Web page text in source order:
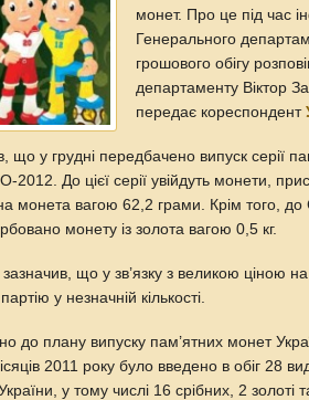
монет. Про це під час
Генерального
грошового обігу
департаменту Віктор
передає кореспондент
що у грудні передбачено випуск серії
До цієї серії увійдуть монети,
монета вагою 62,2 грами. Крім того,
монету із золота вагою 0,5 кг.
що у зв’язку з великою ціною
у незначній кількості.
до плану випуску пам’ятних монет
2011 року було введено в обіг 28
у тому числі 16 срібних, 2 золоті